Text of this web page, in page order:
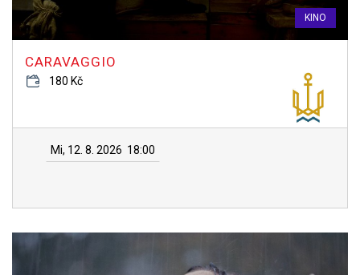
KINO
CARAVAGGIO
180 Kč
Mi, 12. 8. 2026 18:00